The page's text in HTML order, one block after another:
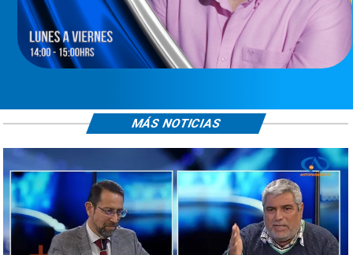
MÁS NOTICIAS